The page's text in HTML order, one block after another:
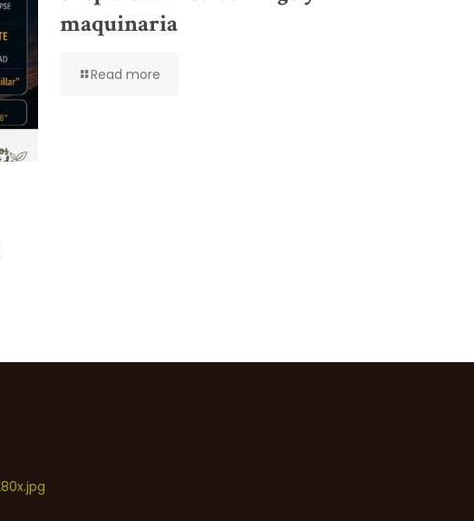
maquinaria
Read more